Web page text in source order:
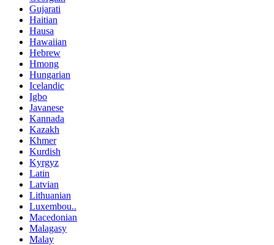
Gujarati
Haitian
Hausa
Hawaiian
Hebrew
Hmong
Hungarian
Icelandic
Igbo
Javanese
Kannada
Kazakh
Khmer
Kurdish
Kyrgyz
Latin
Latvian
Lithuanian
Luxembou..
Macedonian
Malagasy
Malay